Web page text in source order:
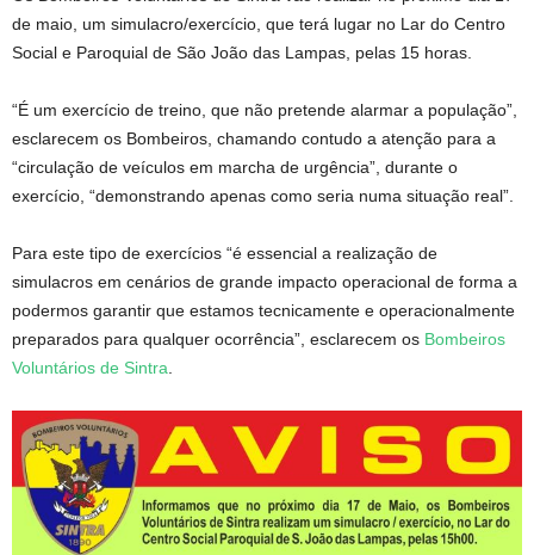
de maio, um simulacro/exercício, que terá lugar no Lar do Centro
Social e Paroquial de São João das Lampas, pelas 15 horas.
“É um exercício de treino, que não pretende alarmar a população”,
esclarecem os Bombeiros, chamando contudo a atenção para a
“circulação de veículos em marcha de urgência”, durante o
exercício, “demonstrando apenas como seria numa situação real”.
Para este tipo de exercícios “é essencial a realização de
simulacros em cenários de grande impacto operacional de forma a
podermos garantir que estamos tecnicamente e operacionalmente
preparados para qualquer ocorrência”, esclarecem os Bombeiros
Voluntários de Sintra